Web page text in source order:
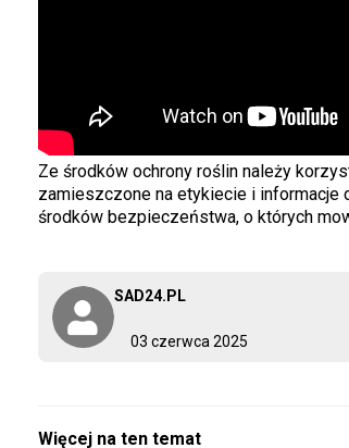
03 czerwca 2025
SAD24.PL
Ze środków ochrony roślin należy
zamieszczone na etykiecie i informacje
środków bezpieczeństwa, o których